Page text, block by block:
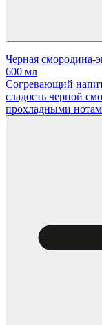
Черная смородина-
600 мл
Согревающий
сладость черной
прохладными